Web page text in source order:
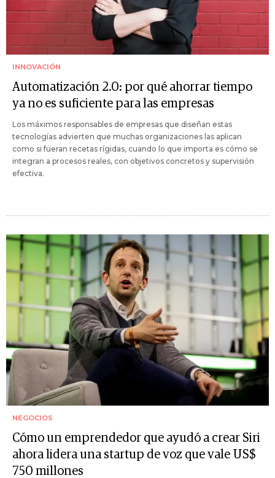
INNOVACIÓN
Automatización 2.0: por qué ahorrar tiempo
ya no es suficiente para las empresas
Los máximos responsables de empresas que diseñan estas
tecnologías advierten que muchas organizaciones las aplican
como si fueran recetas rígidas, cuando lo que importa es cómo se
integran a procesos reales, con objetivos concretos y supervisión
efectiva.
NEGOCIOS
Cómo un emprendedor que ayudó a crear Siri
ahora lidera una startup de voz que vale US$
750 millones